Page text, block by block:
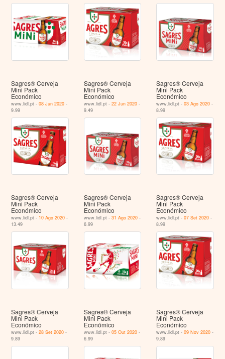
Sagres® Cerveja
Mini Pack
Económico
www.lidl.pt -08 Jun 2020 -
9.99
Sagres® Cerveja
Mini Pack
Económico
www.lidl.pt - 22 Jun 2020-
9.49
Sagres® Cerveja
Mini Pack
Económico
www.lidl.pt -03 Ago 2020 -
8.99
Sagres® Cerveja
Mini Pack
Económico
www.lidl.pt - 10 Ago 2020 -
13.49
Sagres® Cerveja
Mini Pack
Económico
www.lidl.pt - 31 Ago 2020-
6.99
Sagres® Cerveja
Mini Pack
Económico
www.lidl.pt -07 Set 2020 -
8.99
Sagres® Cerveja
Mini Pack
Económico
www.lidl.pt -28 Set 2020 -
9.89
Sagres® Cerveja
Mini Pack
Económico
www.lidl.pt - 05 Out 2020-
6.99
Sagres® Cerveja
Mini Pack
Económico
www.lidl.pt -09 Nov 2020 -
9.89